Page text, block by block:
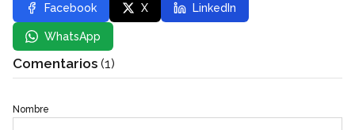
Facebook X LinkedIn
WhatsApp
Comentarios (1)
Nombre